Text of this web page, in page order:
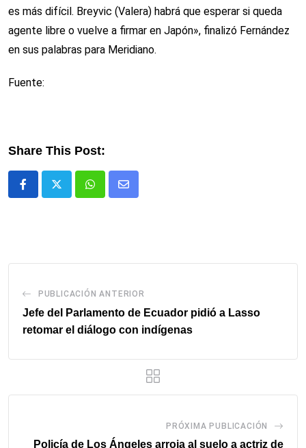
es más difícil. Breyvic (Valera) habrá que esperar si queda
agente libre o vuelve a firmar en Japón», finalizó Fernández
en sus palabras para Meridiano.
Fuente:
Share This Post:
WhatsappComparte
PUBLICACIÓN ANTERIOR
Jefe del Parlamento de Ecuador pidió a Lasso
retomar el diálogo con indígenas
PRÓXIMA PUBLICACIÓN
Policía de Los Ángeles arroja al suelo a actriz de